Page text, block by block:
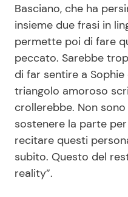
Basciano, che ha
insieme due frasi in
permette poi di fare
peccato. Sarebbe
di far sentire a
triangolo amoroso
crollerebbe. Non
sostenere la parte
recitare questi
subito. Questo del
reality”.